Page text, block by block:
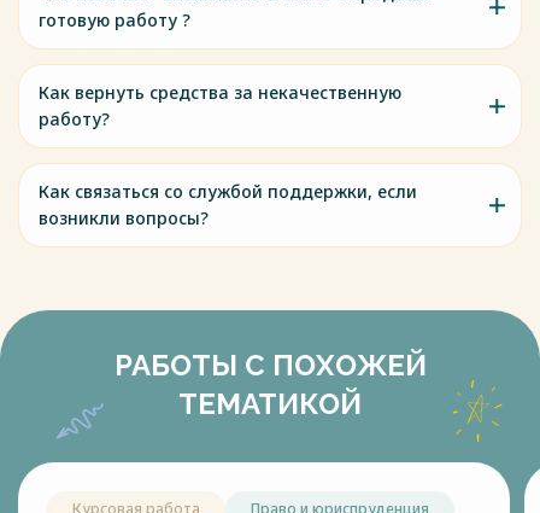
готовую работу ?
Как вернуть средства за некачественную
работу?
Как связаться со службой поддержки, если
возникли вопросы?
РАБОТЫ С ПОХОЖЕЙ
ТЕМАТИКОЙ
Курсовая работа Право и юриспруденция